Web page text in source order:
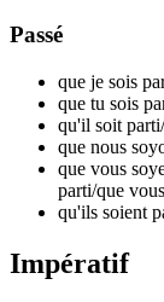
Passé
que je sois
que tu sois
qu'il soit parti
que nous
que vous
parti/que
qu'ils soient
Impératif